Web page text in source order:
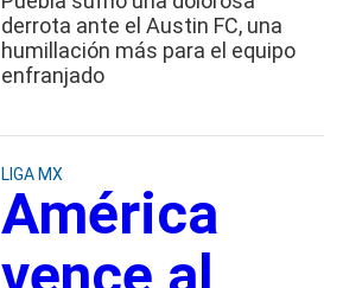
derrota ante el Austin FC, una
humillación más para el equipo
enfranjado
LIGA MX
América